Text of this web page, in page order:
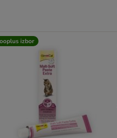
izbor